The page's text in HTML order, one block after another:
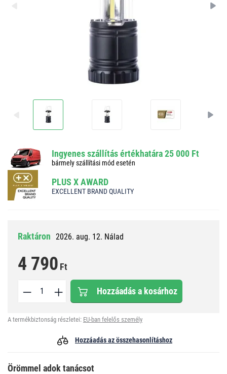
Ingyenes szállítás értékhatára 25 000 Ft
bármely szállítási mód esetén
PLUS X AWARD
EXCELLENT BRAND QUALITY
Raktáron 2026. aug. 12. Nálad
4 790 Ft
Hozzáadás a kosárhoz
A termékbiztonság részletei: EU-ban felelős személy
Hozzáadás az összehasonlításhoz
Örömmel adok tanácsot